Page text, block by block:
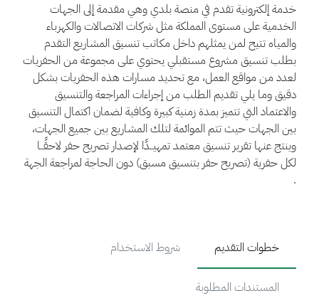
خدمة إلكترونية تقدم في منصة بلدي وهي مقدمة إلى الجهات
الخدمية على مستوى المملكة مثل شركات الاتصالات والكهرباء
والمياه تتيح لمن يمثلهم داخل مكاتب تنسيق المشاريع التقدم
بطلب تنسيق مشروع مستقبلي يحتوي على مجموعة من الحفريات
لعدد من مواقع العمل، مع تحديد مسارات هذه الحفريات بشكل
دقيق وما يلي تقديم الطلب من إجراءات المراجعة والتنسيق
والاعتماد التي تتميز بمدة زمنية كبيرة وكافية لضمان اكتمال التنسيق
بين الجهات حيث تتم الموائمة لتلك المشاريع بين جميع الجهات،
وينتج عنها تقرير تنسيق معتمد تمهيــدًا لإصدار تصريح حفر لاحقًــا
لكل حفرية (تصريح حفر بتنسيق مسبق) دون الحاجة لمراجعة الجهة
.
خطوات التقديم شروط الاستخدام
المستندات المطلوبة